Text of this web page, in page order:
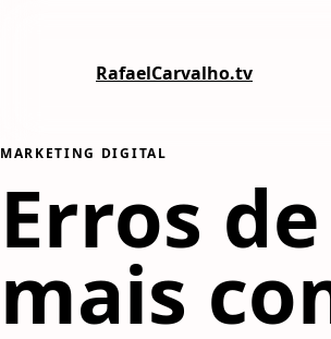
RafaelCarvalho.tv
MARKETING DIGITAL
Erros
mais